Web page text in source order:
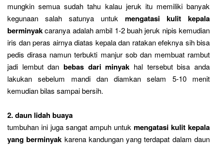
mungkin semua sudah tahu kalau jeruk itu memiliki banyak
kegunaan salah satunya untuk mengatasi kulit kepala
berminyakcaranya adalah ambil 1-2 buah jeruk nipis kemudian
iris dan peras airnya diatas kepala dan ratakan efeknya sih bisa
pedis dirasa namun terbukti manjur sob dan membuat rambut
jadi lembut dan bebas dari minyak hal tersebut bisa anda
lakukan sebelum mandi dan diamkan selam 5-10 menit
kemudian bilas sampai bersih.
2. daun lidah buaya
tumbuhan ini juga sangat ampuh untuk mengatasi kulit kepala
yang berminyak karena kandungan yang terdapat dalam daun